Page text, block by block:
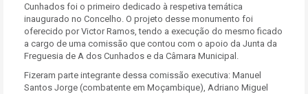
Cunhados foi o primeiro dedicado à respetiva temática
inaugurado no Concelho. O projeto desse monumento foi
oferecido por Victor Ramos, tendo a execução do mesmo ficado
a cargo de uma comissão que contou com o apoio da Junta da
Freguesia de A dos Cunhados e da Câmara Municipal.
Fizeram parte integrante dessa comissão executiva: Manuel
Santos Jorge (combatente em Moçambique), Adriano Miguel